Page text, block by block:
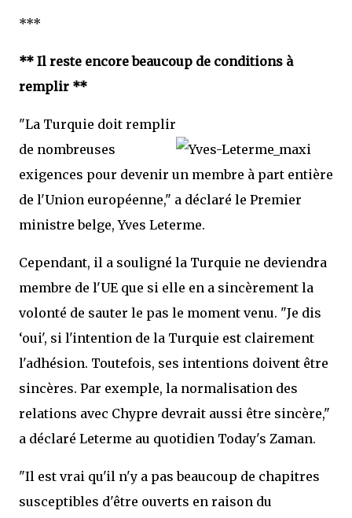
***
** Il reste encore beaucoup de conditions à
remplir **
"La Turquie doit remplir
de nombreuses
exigences pour devenir un membre à part entière
de l'Union européenne," a déclaré le Premier
ministre belge, Yves Leterme.
Cependant, il a souligné la Turquie ne deviendra
membre de l'UE que si elle en a sincèrement la
volonté de sauter le pas le moment venu. "Je dis
‘oui', si l'intention de la Turquie est clairement
l'adhésion. Toutefois, ses intentions doivent être
sincères. Par exemple, la normalisation des
relations avec Chypre devrait aussi être sincère,"
a déclaré Leterme au quotidien Today's Zaman.
"Il est vrai qu'il n'y a pas beaucoup de chapitres
susceptibles d'être ouverts en raison du